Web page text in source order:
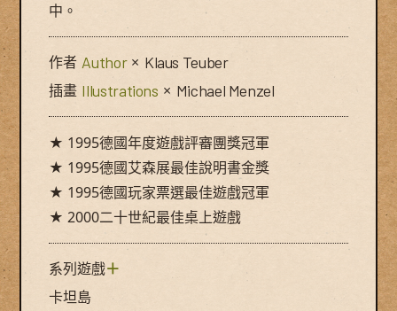
中。
作者 Author × Klaus Teuber
插畫 Illustrations × Michael Menzel
★ 1995德國年度遊戲評審團獎冠軍
★ 1995德國艾森展最佳說明書金獎
★ 1995德國玩家票選最佳遊戲冠軍
★ 2000二十世紀最佳桌上遊戲
系列遊戲＋
卡坦島